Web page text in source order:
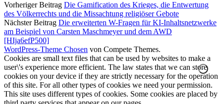
Vorheriger Beitrag Die Gamification des Krieges, die Entwertung
des Völkerrechts und die Missachtung religiöser Gebote
Nächster Beitrag Die erweiterten W-Fragen für KI-Inhaltsnetzwerke
am Beispiel von Carsten Maschmeyer und dem AWD
[HIja6efP500]
WordPress-Theme Chosen von Compete Themes.
Cookies are small text files that can be used by websites to make a
user\'s experience more efficient. The law states that we can store
cookies on your device if they are strictly necessary for the operation
of this site. For all other types of cookies we need your permission.
This site uses different types of cookies. Some cookies are placed by